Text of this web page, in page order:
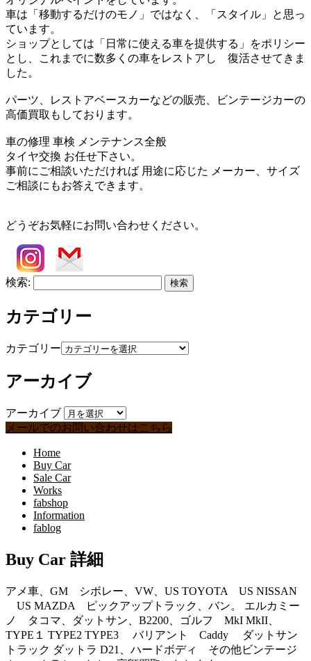
車は「移動するだけのモノ」ではなく、「スタイル」と思っ
ています。
ショップとしては「日常に使える車を提供する」をポリシー
とし、これまでに数多くの車をレストアし 復活させてきま
した。
パーツ、レストアベースカーなどの販売、ビンテージカーの
高価買取もしております。
車の修理 車検 メンテナンス全般
タイヤ交換 お任せ下さい。
事前にご相談いただければ 用途に応じた メーカー、サイズ
ご相談にもお答えできます。
どうぞお気軽にお問い合わせください。
検索:
カテゴリー
カテゴリー
アーカイブ
アーカイブ
メールでのお問い合わせはこちら
Home
Buy Car
Sale Car
Works
fabshop
Information
fablog
Buy Car 詳細
アメ車、GM シボレー、VW、US TOYOTA US NISSAN
US MAZDA ピックアップトラック、バン。 エルカミー
ノ タコマ、ダットサン、B2200、ゴルフ MkI MkII、
TYPE１ TYPE2 TYPE3 バリアント Caddy ダットサン
トラック ダットラ D21、ハードボディ その他ビンテージ